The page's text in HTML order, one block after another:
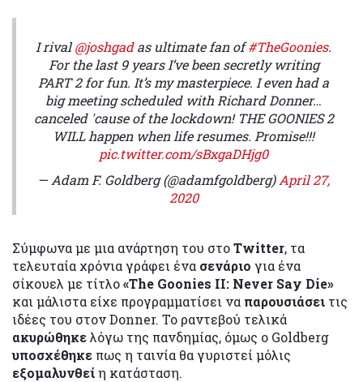
I rival@joshgadas ultimate fan of#TheGoonies.
For the last 9 years I’ve been secretly writing
PART 2 for fun. It’s my masterpiece. I even had a
big meeting scheduled with Richard Donner…
canceled 'cause of the lockdown! THE GOONIES 2
WILL happen when life resumes. Promise!!!
pic.twitter.com/sBxgaDHjg0
— Adam F. Goldberg (@adamfgoldberg)April 27,
2020
Σύμφωνα με μια ανάρτηση του στοTwitter, τα
τελευταία χρόνια γράφει ένα σενάριο για ένα
σίκουελ με τίτλο«The Goonies II: Never Say Die»
και μάλιστα είχε προγραμματίσει να παρουσιάσει τις
ιδέες του στον Donner. Το ραντεβού τελικά
ακυρώθηκελόγω της πανδημίας, όμως ο Goldberg
υποσχέθηκε πως η ταινία θα γυριστεί μόλις
εξομαλυνθείη κατάσταση.